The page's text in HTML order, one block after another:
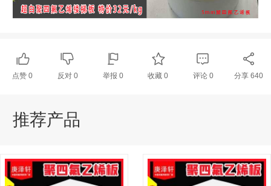
点赞0 反对 0 举报 0 收藏 0 评论 0 分享 640
推荐产品